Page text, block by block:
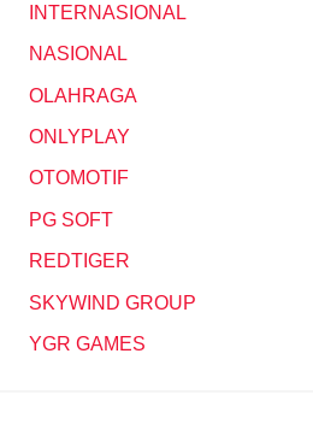
INTERNASIONAL
NASIONAL
OLAHRAGA
ONLYPLAY
OTOMOTIF
PG SOFT
REDTIGER
SKYWIND GROUP
YGR GAMES